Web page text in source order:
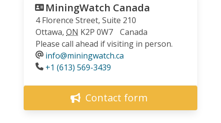
MiningWatch Canada
4 Florence Street, Suite 210
Ottawa, ON K2P 0W7
Canada
Please call ahead if visiting in person.
info@miningwatch.ca
Phone
+1 (613) 569-3439
Contact form